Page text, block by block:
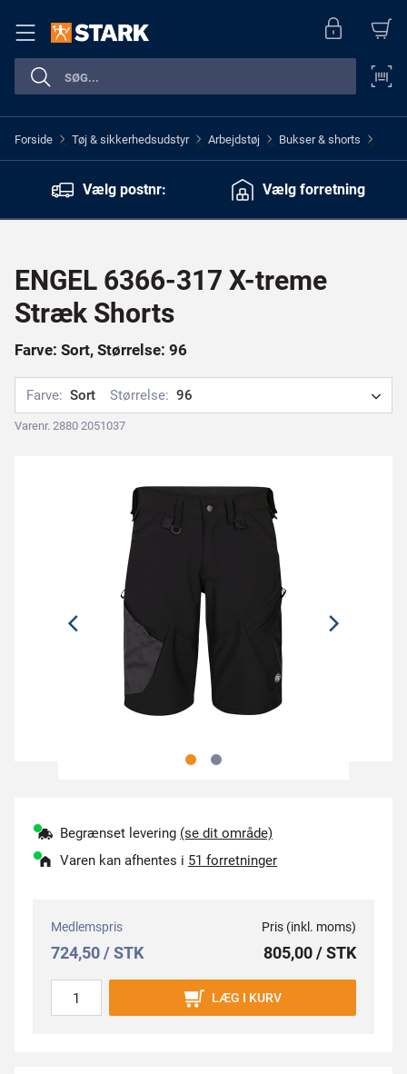
Forside > Tøj & sikkerhedsudstyr > Arbejdstøj > Bukser & shorts >
Vælg postnr: Vælg forretning
ENGEL 6366-317 X-treme
Stræk Shorts
Farve: Sort, Størrelse: 96
Farve: Sort Størrelse: 96
Varenr. 2880 2051037
Begrænset levering (se dit område)
Varen kan afhentes i 51 forretninger
Medlemspris
724,50 / STK
Pris (inkl. moms)
805,00 / STK
LÆG I KURV